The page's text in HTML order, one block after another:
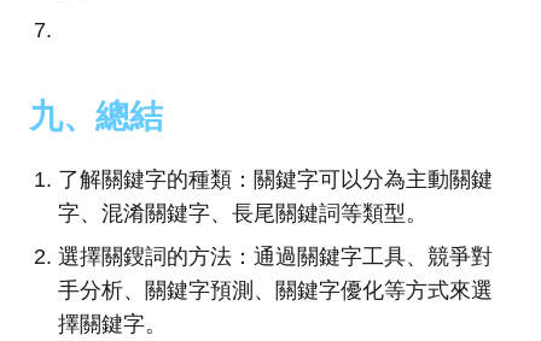
九、總結
了解關鍵字的種類：關鍵字可以分為主動關鍵
字、混淆關鍵字、長尾關鍵詞等類型。
選擇關鎪詞的方法：通過關鍵字工具、競爭對
手分析、關鍵字預測、關鍵字優化等方式來選
擇關鍵字。